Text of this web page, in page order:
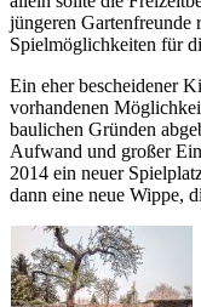
jüngeren Gartenfreunde
Spielmöglichkeiten für
Ein eher bescheidener
vorhandenen
baulichen Gründen
Aufwand und großer
2014 ein neuer
dann eine neue Wippe,